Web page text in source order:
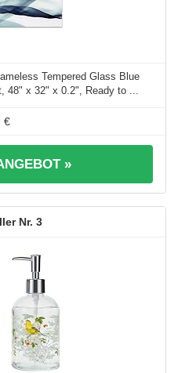
Tempered Glass Blue
48" x 32" x 0.2", Ready to ...
€
»
3